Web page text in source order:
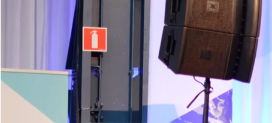
Boka monter/besöksbiljett
Eriksbergshallen
Stort tack till alla partners, utställare, sponsorer,
Läs den digitala mässtidningen för NSS 2026 här